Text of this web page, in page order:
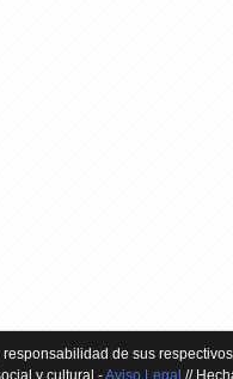
de sus
y cultural -Aviso Legal //